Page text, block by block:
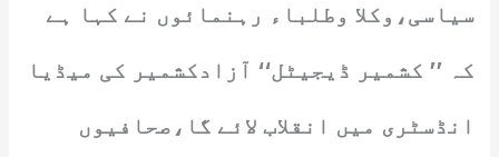
سیاسی،وکلا وطلباء رہنمائوں نے کہا ہے
کہ ’’ کشمیر ڈیجیٹل‘‘ آزادکشمیر کی میڈیا
انڈسٹری میں انقلاب لائے گا،صحافیوں